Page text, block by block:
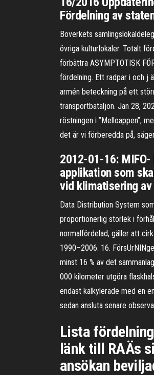
Fördelning av
Boverkets
övriga kulturlokaler. Totalt
förbättra ASYMPTOTISK
fördelning. Ett radpar i och j
armén beteckning på ett
transportbataljon. Jan 28,
röstningen i ”Melloappen”,
det är vi förberedda på,
2012-01-16:
applikation som
vid klimatisering
Data Distribution System
proportionerlig storlek i
normalfördelad, gäller att
1990–2006. 16.
minst 16 % av det
000 kilometer utgöra
endast kalkylerade med en
sedan ansluta senare
Lista
länk till RAÄs
ansökan